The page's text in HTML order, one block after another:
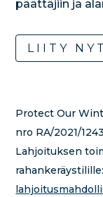
päättäjiin ja
LIITY NYT
Protect Our
nro RA/2021/
Lahjoituksen
rahankeräystilille: